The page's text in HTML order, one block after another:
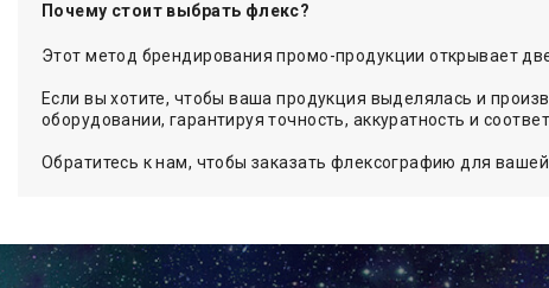
Почему стоит выбрать флекс?
Этот метод брендирования промо-продукции открывает
Если вы хотите, чтобы ваша продукция выделялась и
оборудовании, гарантируя точность, аккуратность и
Обратитесь к нам, чтобы заказать флексографию для